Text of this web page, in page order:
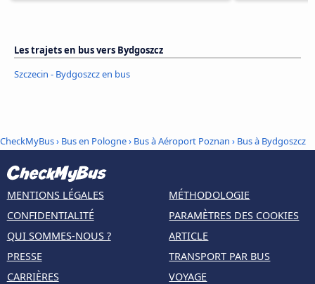
Les trajets en bus vers Bydgoszcz
Szczecin - Bydgoszcz en bus
CheckMyBus› Bus en Pologne› Bus à Aéroport Poznan › Bus à Bydgoszcz
MENTIONS LÉGALES
CONFIDENTIALITÉ
QUI SOMMES-NOUS ?
PRESSE
CARRIÈRES
MÉTHODOLOGIE
PARAMÈTRES DES COOKIES
ARTICLE
TRANSPORT PAR BUS
VOYAGE